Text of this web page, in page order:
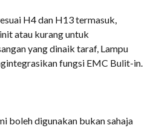
H4 dan H13 termasuk,
atau kurang untuk
yang dinaik taraf, Lampu
fungsi EMC Bulit-in.
boleh digunakan bukan sahaja